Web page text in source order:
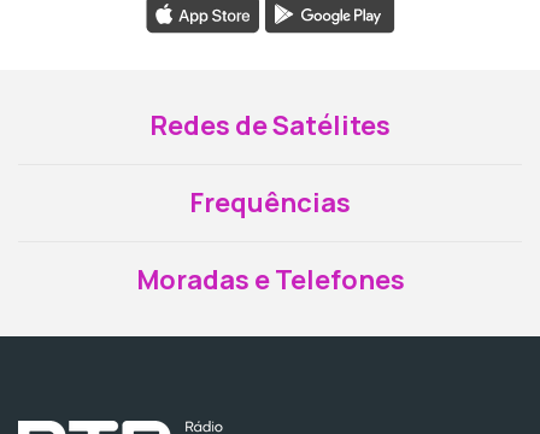
Redes de Satélites
Frequências
Moradas e Telefones